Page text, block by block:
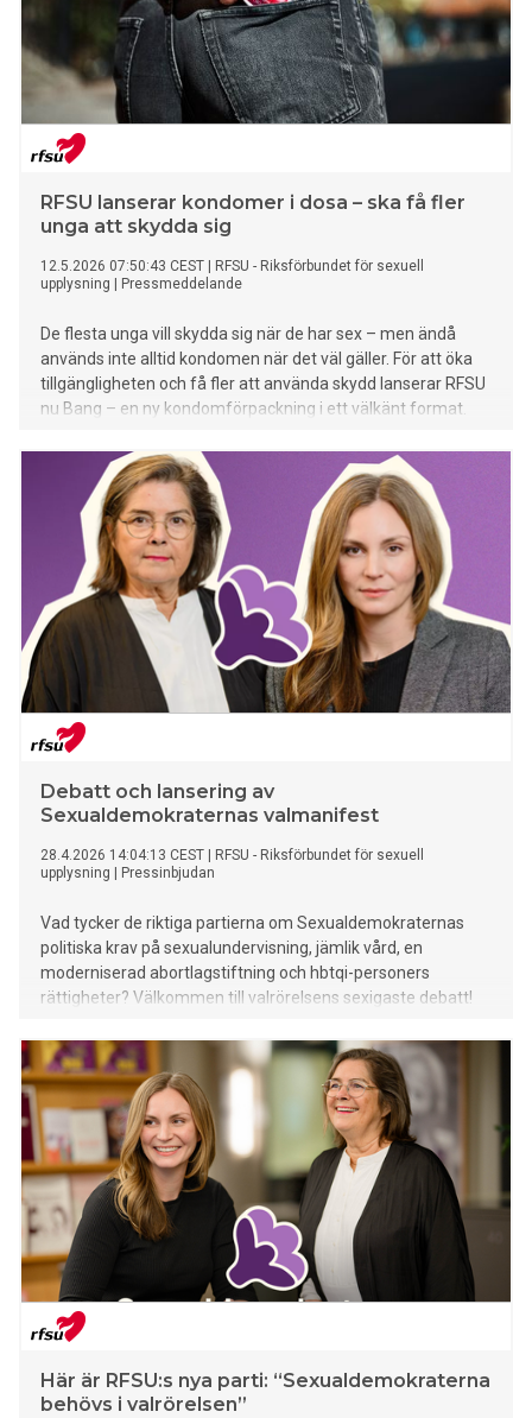
RFSU lanserar kondomer i dosa – ska få fler
unga att skydda sig
12.5.2026 07:50:43 CEST
RFSU - Riksförbundet för sexuell
upplysning
Pressmeddelande
De flesta unga vill skydda sig när de har sex – men ändå
används inte alltid kondomen när det väl gäller. För att öka
tillgängligheten och få fler att använda skydd lanserar RFSU
nu Bang – en ny kondomförpackning i ett välkänt format.
Debatt och lansering av
Sexualdemokraternas valmanifest
28.4.2026 14:04:13 CEST
RFSU - Riksförbundet för sexuell
upplysning
Pressinbjudan
Vad tycker de riktiga partierna om Sexualdemokraternas
politiska krav på sexualundervisning, jämlik vård, en
moderniserad abortlagstiftning och hbtqi-personers
rättigheter? Välkommen till valrörelsens sexigaste debatt!
Här är RFSU:s nya parti: “Sexualdemokraterna
behövs i valrörelsen”